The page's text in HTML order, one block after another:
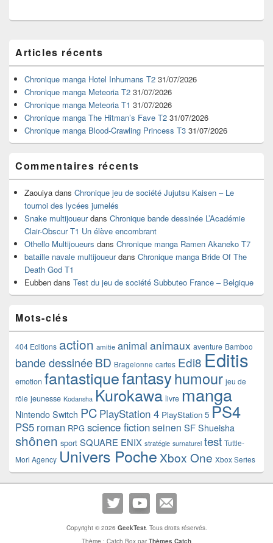
principale
de
widget
pour
barre
latérale
Articles récents
Chronique manga Hotel Inhumans T2 31/07/2026
Chronique manga Meteoria T2 31/07/2026
Chronique manga Meteoria T1 31/07/2026
Chronique manga The Hitman’s Fave T2 31/07/2026
Chronique manga Blood-Crawling Princess T3 31/07/2026
Commentaires récents
Zaouiya dans Chronique jeu de société Jujutsu Kaisen – Le
tournoi des lycées jumelés
Snake multijoueurdans Chronique bande dessinée L’Académie
Clair-Obscur T1 Un élève encombrant
Othello Multijoueurs dans Chronique manga Ramen Akaneko T7
bataille navale multijoueurdans Chronique manga Bride Of The
Death God T1
Eubben dans Test du jeu de société Subbuteo France – Belgique
Mots-clés
404 Editions action amitie animal animaux aventure Bamboo
bande dessinéeBD Bragelonne cartes Edi8 Editis
emotion fantastiquefantasyhumour jeu de
rôle jeunesse Kodansha Kurokawa livre manga
Nintendo Switch PC PlayStation 4 PlayStation 5 PS4
PS5 roman RPG science fictionseinen SF Shueisha
shônen sport SQUARE ENIX stratégie surnaturel test Tuttle-
Mori Agency Univers Poche Xbox One Xbox Series
Copyright © 2026 GeekTest. Tous droits réservés.
Thème : Catch Box parThèmes Catch